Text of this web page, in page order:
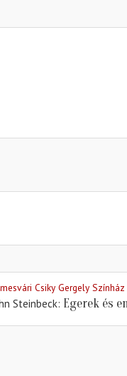
Csiky Gergely Színház
Steinbeck Egerek és